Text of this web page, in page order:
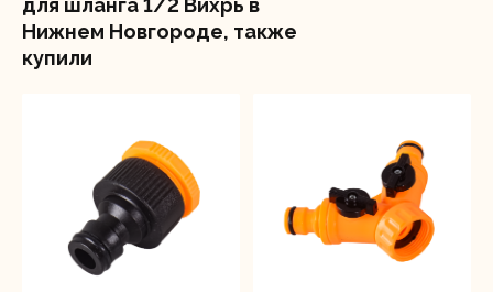
для шланга 1/2 Вихрь в
Нижнем Новгороде, также
купили